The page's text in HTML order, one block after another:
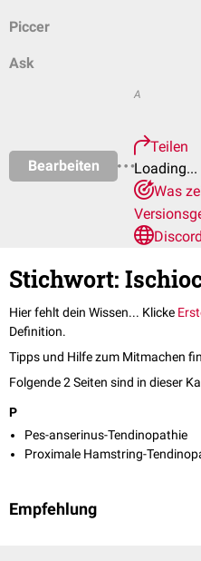
Piccer
Ask
Bearbeiten
A
Teilen
Loading...
Was
Discord
Stichwort:
Hier fehlt dein Wissen... Klicke
Definition.
Tipps und Hilfe zum Mitmachen
Folgende 2 Seiten sind in dieser
P
Pes-anserinus-Tendinopathie
Proximale Hamstring-
Empfehlung